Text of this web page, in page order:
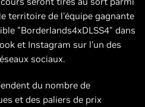
territoire de l'équipe gagnante
"Borderlands4xDLSS4" dans
et Instagram sur l’un des
sociaux.
du nombre de
et des paliers de prix